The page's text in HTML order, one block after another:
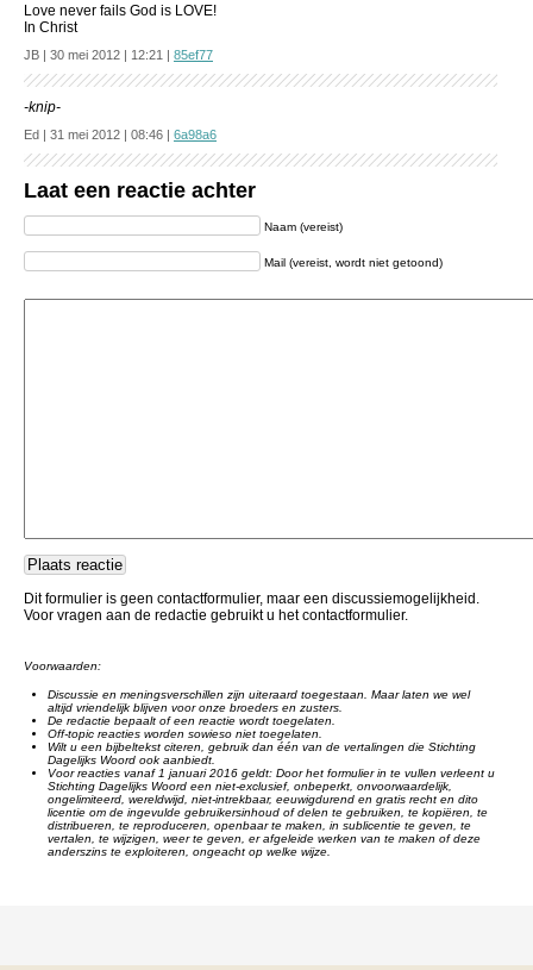
Love never fails God is LOVE!
In Christ
JB | 30 mei 2012 | 12:21 | 85ef77
-knip-
Ed | 31 mei 2012 | 08:46 | 6a98a6
Laat een reactie achter
Naam (vereist)
Mail (vereist, wordt niet getoond)
Dit formulier is geen contactformulier, maar een discussiemogelijkheid.
Voor vragen aan de redactie gebruikt u het contactformulier.
Voorwaarden:
Discussie en meningsverschillen zijn uiteraard toegestaan. Maar laten we wel
altijd vriendelijk blijven voor onze broeders en zusters.
De redactie bepaalt of een reactie wordt toegelaten.
Off-topic reacties worden sowieso niet toegelaten.
Wilt u een bijbeltekst citeren, gebruik dan één van de vertalingen die Stichting
Dagelijks Woord ook aanbiedt.
Voor reacties vanaf 1 januari 2016 geldt: Door het formulier in te vullen verleent u
Stichting Dagelijks Woord een niet-exclusief, onbeperkt, onvoorwaardelijk,
ongelimiteerd, wereldwijd, niet-intrekbaar, eeuwigdurend en gratis recht en dito
licentie om de ingevulde gebruikersinhoud of delen te gebruiken, te kopiëren, te
distribueren, te reproduceren, openbaar te maken, in sublicentie te geven, te
vertalen, te wijzigen, weer te geven, er afgeleide werken van te maken of deze
anderszins te exploiteren, ongeacht op welke wijze.